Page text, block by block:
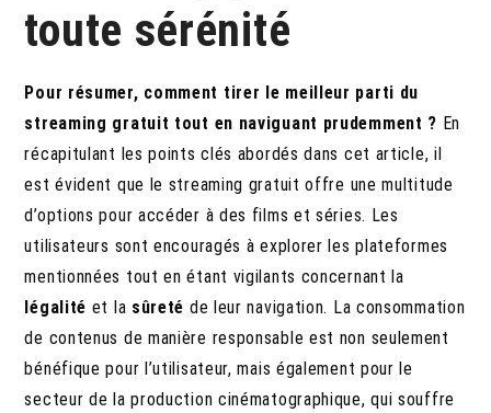
toute sérénité
Pour résumer, comment tirer le meilleur parti du
streaming gratuit tout en naviguant prudemment ? En
récapitulant les points clés abordés dans cet article, il
est évident que le streaming gratuit offre une multitude
d’options pour accéder à des films et séries. Les
utilisateurs sont encouragés à explorer les plateformes
mentionnées tout en étant vigilants concernant la
légalité et la sûreté de leur navigation. La consommation
de contenus de manière responsable est non seulement
bénéfique pour l’utilisateur, mais également pour le
secteur de la production cinématographique, qui souffre